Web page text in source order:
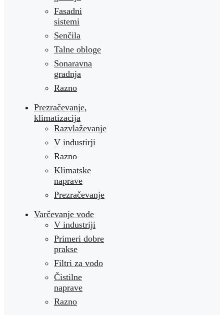
Fasadni
sistemi
Senčila
Talne obloge
Sonaravna
gradnja
Razno
Prezračevanje,
klimatizacija
Razvlaževanje
V industirji
Razno
Klimatske
naprave
Prezračevanje
Varčevanje vode
V industriji
Primeri dobre
prakse
Filtri za vodo
Čistilne
naprave
Razno